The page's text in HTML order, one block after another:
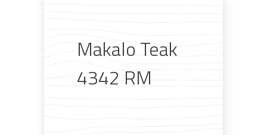
Pogledajte što je novo
u ponudi
Makalo Teak
4342 RM